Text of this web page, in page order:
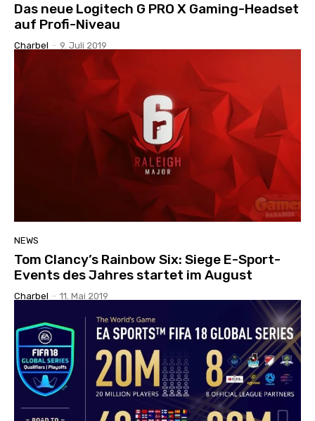
Das neue Logitech G PRO X Gaming-Headset
auf Profi-Niveau
Charbel - 9. Juli 2019
NEWS
Tom Clancy’s Rainbow Six: Siege E-Sport-
Events des Jahres startet im August
Charbel - 11. Mai 2019